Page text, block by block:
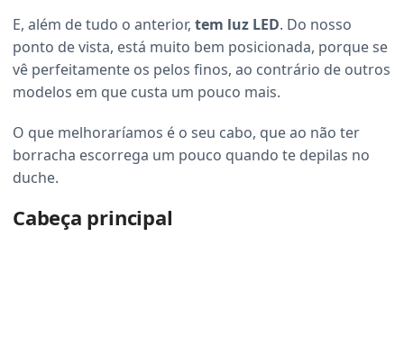
E, além de tudo o anterior, tem luz LED. Do nosso
ponto de vista, está muito bem posicionada, porque se
vê perfeitamente os pelos finos, ao contrário de outros
modelos em que custa um pouco mais.
O que melhoraríamos é o seu cabo, que ao não ter
borracha escorrega um pouco quando te depilas no
duche.
Cabeça principal